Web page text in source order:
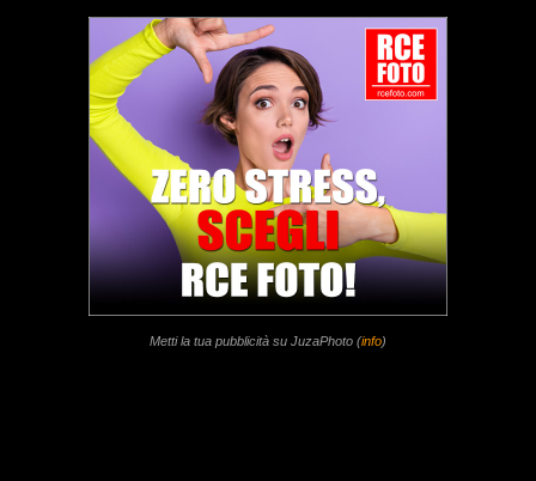
Metti la tua pubblicità su JuzaPhoto (info)